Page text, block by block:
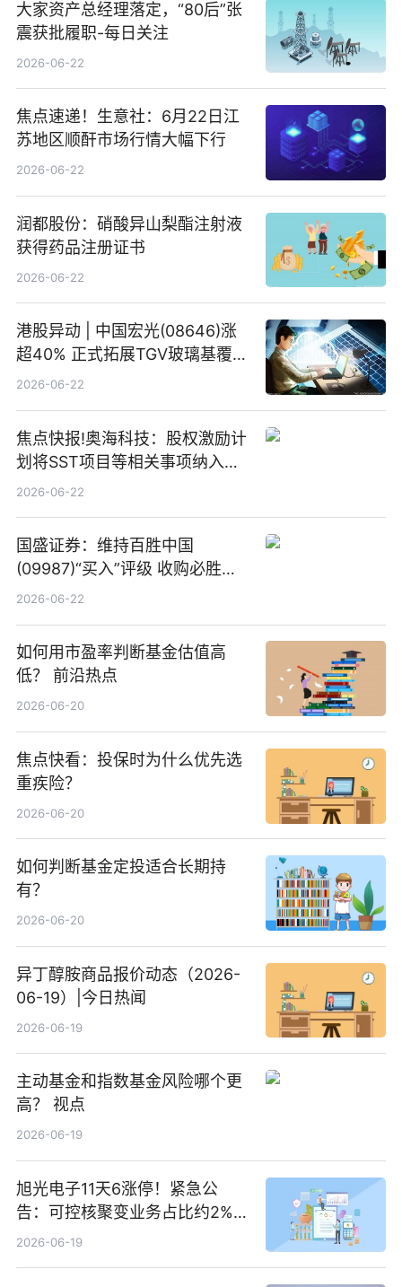
大家资产总经理落定，“80后”张
震获批履职-每日关注
2026-06-22
焦点速递！生意社：6月22日江
苏地区顺酐市场行情大幅下行
2026-06-22
润都股份：硝酸异山梨酯注射液
获得药品注册证书
2026-06-22
港股异动 | 中国宏光(08646)涨
超40% 正式拓展TGV玻璃基覆铜
板新材料业务
2026-06-22
焦点快报!奥海科技：股权激励计
划将SST项目等相关事项纳入专
项业务发展考核指标
2026-06-22
国盛证券：维持百胜中国
(09987)“买入”评级 收购必胜客
中国增厚利润加速成长 信息
2026-06-22
如何用市盈率判断基金估值高
低？ 前沿热点
2026-06-20
焦点快看：投保时为什么优先选
重疾险？
2026-06-20
如何判断基金定投适合长期持
有？
2026-06-20
异丁醇胺商品报价动态（2026-
06-19）|今日热闻
2026-06-19
主动基金和指数基金风险哪个更
高？ 视点
2026-06-19
旭光电子11天6涨停！紧急公
告：可控核聚变业务占比约2%！
前沿热点
2026-06-19